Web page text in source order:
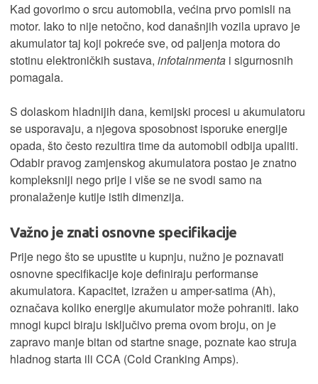
Kad govorimo o srcu automobila, većina prvo pomisli na
motor. Iako to nije netočno, kod današnjih vozila upravo je
akumulator taj koji pokreće sve, od paljenja motora do
stotinu elektroničkih sustava, infotainmenta i sigurnosnih
pomagala.
S dolaskom hladnijih dana, kemijski procesi u akumulatoru
se usporavaju, a njegova sposobnost isporuke energije
opada, što često rezultira time da automobil odbija upaliti.
Odabir pravog zamjenskog akumulatora postao je znatno
kompleksniji nego prije i više se ne svodi samo na
pronalaženje kutije istih dimenzija.
Važno je znati osnovne specifikacije
Prije nego što se upustite u kupnju, nužno je poznavati
osnovne specifikacije koje definiraju performanse
akumulatora. Kapacitet, izražen u amper-satima (Ah),
označava koliko energije akumulator može pohraniti. Iako
mnogi kupci biraju isključivo prema ovom broju, on je
zapravo manje bitan od startne snage, poznate kao struja
hladnog starta ili CCA (Cold Cranking Amps).